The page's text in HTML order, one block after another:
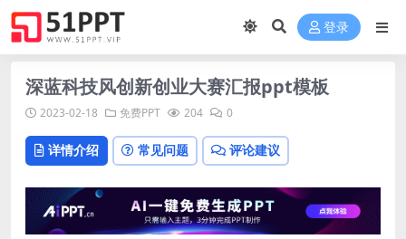
登录
深蓝科技风创新创业大赛汇报ppt模板
2023-02-18 免费PPT 204 0
详情介绍 常见问题 评论建议